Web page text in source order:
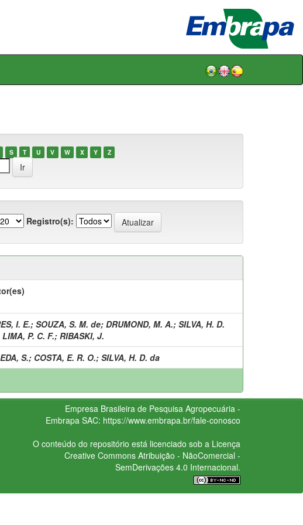
S T U V W X Y Z
Registro(s):
I. E.; SOUZA, S. M. de; DRUMOND, M. A.; SILVA, H. D.
LIMA, P. C. F.; RIBASKI, J.
S.; COSTA, E. R. O.; SILVA, H. D. da
Empresa Brasileira de Pesquisa Agropecuária -
Embrapa SAC: https://www.embrapa.br/fale-conosco
O conteúdo do repositório está licenciado sob a Licença
Creative CommonsAtribuição - NãoComercial -
SemDerivações 4.0 Internacional.